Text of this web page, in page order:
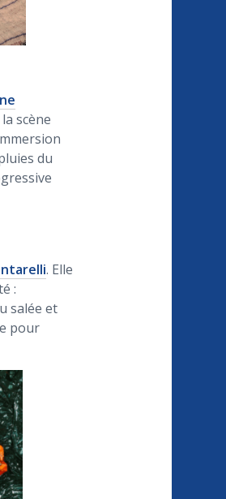
scène
du
. Elle
:
salée et
pour